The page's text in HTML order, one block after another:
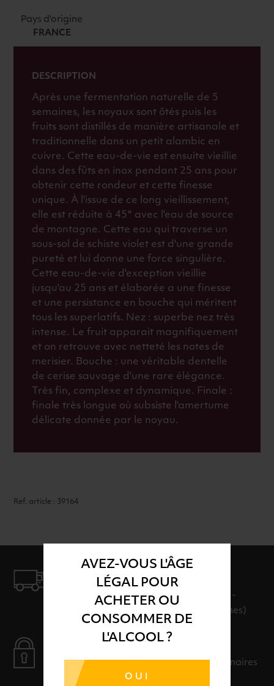
AVEZ-VOUS L'ÂGE
LÉGAL POUR
ACHETER OU
CONSOMMER DE
L'ALCOOL ?
OUI
45°
70CL
Pays d'origine
FRANCE
DESCRIPTION
Après une fermentation naturelle de 5
semaines, les noyaux sont ôtés puis les
fruits sont distillés de manière artisanale et
traditionnelle dans un petit alambic en
cuivre. Cette eau-de-vie est ensuite vieillie
dans des fûts en inox pendant 25 ans pour
obtenir cette rondeur et cette finesse
unique. À l'issue de ce long vieillissement,
elle est réduite à 45° avec l'eau de source
de montagne. Cette eau qui traverse un
sous-sol de schiste violet est d'une grande
pureté et lui donne une force singulière.
Cette eau-de-vie d'exception vieillie
jusqu'au 25 ans et élaborée a une finesse
et une persistance en bouche qui méritent
tous les superlatifs. Nez : superbe nez très
intense. Le fruit apparait magnifiquement
et on retrouve avec netteté les notes de
merisier. Bouche : une véritable dentelle
de cerise sauvage d'une rare élégance.
Très fin, complexe et dynamique. Finale :
finale très longue où subsiste l'amertume
délicate donnée par le noyau.
Ref. article : 39164
LIVRAISON
LIVRAISON EN 24H ET GRATUITE AU-
DELÀ DE 100€ D'ACHAT (hors consignes)
PAIEMENT SÉCURISÉ
Payer en toute sérénité avec nos partenaires